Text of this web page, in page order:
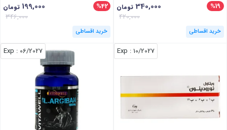
%19
340,000 تومان
420,000
خرید اقساطی
%42
199,000 تومان
346,000
خرید اقساطی
10/2027
: Exp
06/2027
: Exp